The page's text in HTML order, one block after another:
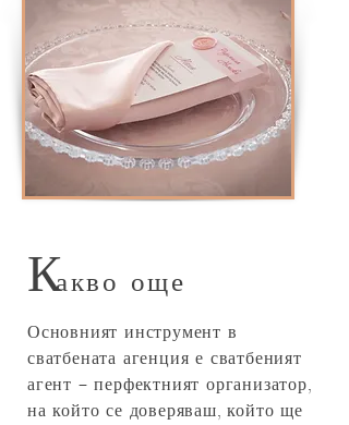
Какво още
Основният инструмент в
сватбената агенция е сватбеният
агент – перфектният организатор,
на който се доверяваш, който ще